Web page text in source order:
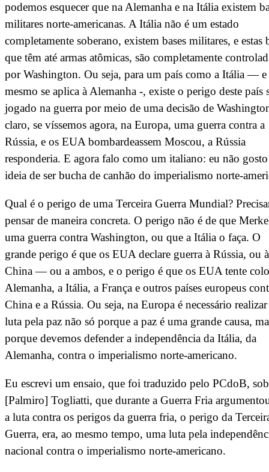
podemos esquecer que na Alemanha e na Itália existem
militares norte-americanas. A Itália não é um estado
completamente soberano, existem bases militares, e estas
que têm até armas atômicas, são completamente
por Washington. Ou seja, para um país como a Itália — e
mesmo se aplica à Alemanha -, existe o perigo deste país
jogado na guerra por meio de uma decisão de
claro, se víssemos agora, na Europa, uma guerra contra a
Rússia, e os EUA bombardeassem Moscou, a Rússia
responderia. E agora falo como um italiano: eu não
ideia de ser bucha de canhão do imperialismo norte-
Qual é o perigo de uma Terceira Guerra Mundial?
pensar de maneira concreta. O perigo não é de que
uma guerra contra Washington, ou que a Itália o faça. O
grande perigo é que os EUA declare guerra à Rússia, ou à
China — ou a ambos, e o perigo é que os EUA tente
Alemanha, a Itália, a França e outros países europeus
China e a Rússia. Ou seja, na Europa é necessário realizar
luta pela paz não só porque a paz é uma grande causa,
porque devemos defender a independência da Itália, da
Alemanha, contra o imperialismo norte-americano.
Eu escrevi um ensaio, que foi traduzido pelo PCdoB,
[Palmiro] Togliatti, que durante a Guerra Fria
a luta contra os perigos da guerra fria, o perigo da
Guerra, era, ao mesmo tempo, uma luta pela
nacional contra o imperialismo norte-americano.